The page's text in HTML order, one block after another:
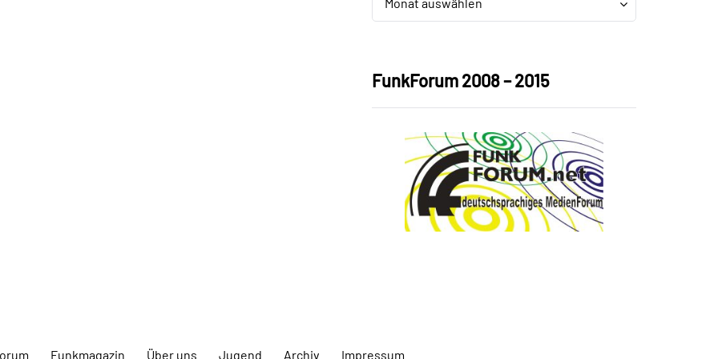
Monat auswählen
FunkForum 2008 – 2015
Funkmagazin Über uns Jugend Archiv Impressum